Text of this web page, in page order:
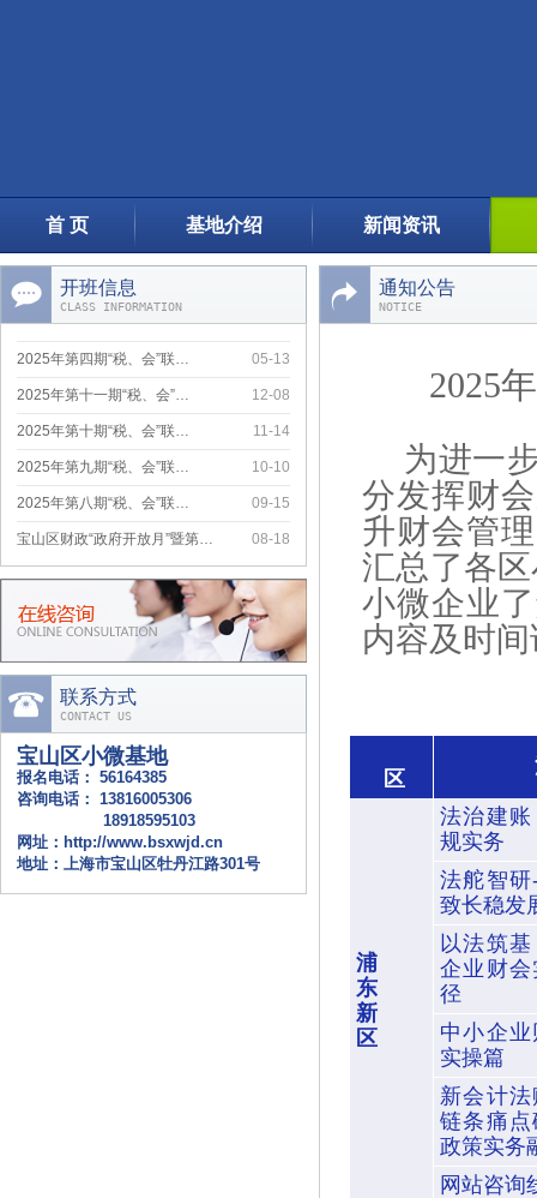
首 页 基地介绍 新闻资讯
开班信息
CLASS INFORMATION
上海市小微企业财会服务月活动… 07-20
2025年第六期“税、会”联… 06-26
2025年第五期“税会”联训…
上海市小微企业财会服务月活动… 07-20
联系方式
CONTACT US
宝山区小微基地
报名电话： 56164385
咨询电话： 13816005306
18918595103
网址： http://www.bsxwjd.cn
地址：上海市宝山区牡丹江路301号
通知公告
NOTICE
2025
为进一步
分发挥财
升财会管
汇总了各
小微企业
内容及时
区
浦
东
新
区
法治建
规实务
法舵智
致长稳发
以法筑
企业财
径
中小企
实操篇
新会计
链条痛
政策实务
网站咨询